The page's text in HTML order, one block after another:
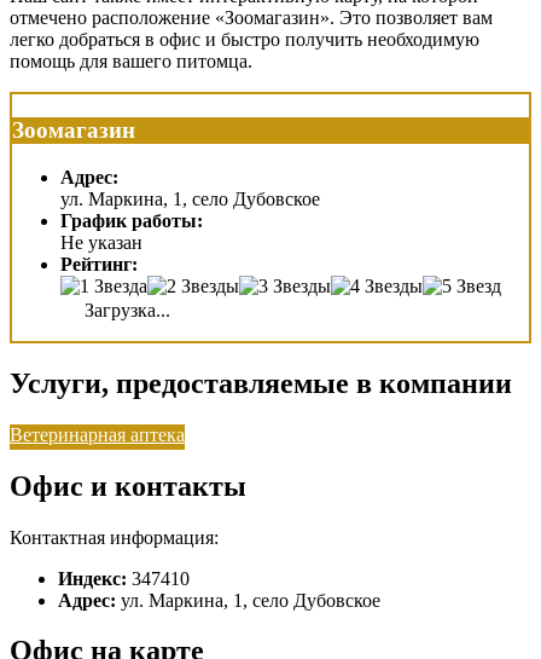
отмечено расположение «Зоомагазин». Это позволяет вам
легко добраться в офис и быстро получить необходимую
помощь для вашего питомца.
Зоомагазин
Адрес:
ул. Маркина, 1, село Дубовское
График работы:
Не указан
Рейтинг:
Загрузка...
Услуги, предоставляемые в компании
Ветеринарная аптека
Офис и контакты
Контактная информация:
Индекс: 347410
Адрес: ул. Маркина, 1, село Дубовское
Офис на карте